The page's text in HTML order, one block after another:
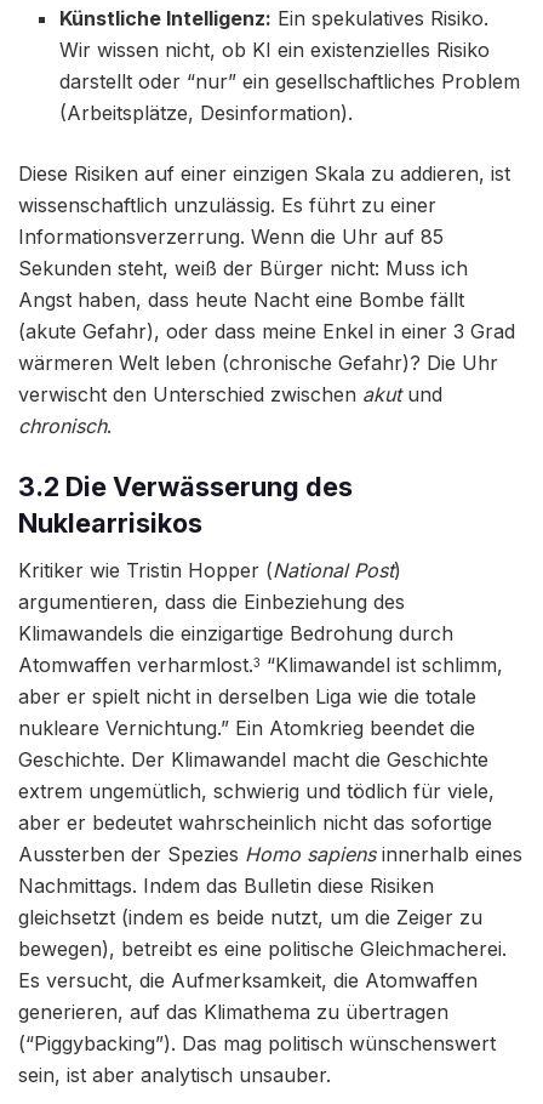
Künstliche Intelligenz: Ein spekulatives Risiko.
Wir wissen nicht, ob KI ein existenzielles Risiko
darstellt oder “nur” ein gesellschaftliches Problem
(Arbeitsplätze, Desinformation).
Diese Risiken auf einer einzigen Skala zu addieren, ist
wissenschaftlich unzulässig. Es führt zu einer
Informationsverzerrung. Wenn die Uhr auf 85
Sekunden steht, weiß der Bürger nicht: Muss ich
Angst haben, dass heute Nacht eine Bombe fällt
(akute Gefahr), oder dass meine Enkel in einer 3 Grad
wärmeren Welt leben (chronische Gefahr)? Die Uhr
verwischt den Unterschied zwischen akutund
chronisch.
3.2 Die Verwässerung des
Nuklearrisikos
Kritiker wie Tristin Hopper (National Post)
argumentieren, dass die Einbeziehung des
Klimawandels die einzigartige Bedrohung durch
Atomwaffen verharmlost.3 “Klimawandel ist schlimm,
aber er spielt nicht in derselben Liga wie die totale
nukleare Vernichtung.” Ein Atomkrieg beendet die
Geschichte. Der Klimawandel macht die Geschichte
extrem ungemütlich, schwierig und tödlich für viele,
aber er bedeutet wahrscheinlich nicht das sofortige
Aussterben der Spezies Homo sapiensinnerhalb eines
Nachmittags. Indem das Bulletin diese Risiken
gleichsetzt (indem es beide nutzt, um die Zeiger zu
bewegen), betreibt es eine politische Gleichmacherei.
Es versucht, die Aufmerksamkeit, die Atomwaffen
generieren, auf das Klimathema zu übertragen
(“Piggybacking”). Das mag politisch wünschenswert
sein, ist aber analytisch unsauber.